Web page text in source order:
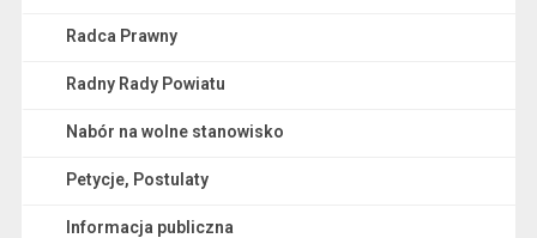
Radca Prawny
Radny Rady Powiatu
Nabór na wolne stanowisko
Petycje, Postulaty
Informacja publiczna